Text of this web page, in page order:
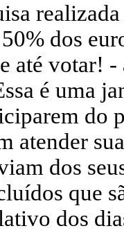
dos
até votar! -
é uma
do
atender
dos
que
dos